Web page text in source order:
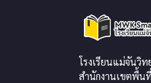
โรงเรียนแม่จันวิ
สำนักงานเขตพื้น